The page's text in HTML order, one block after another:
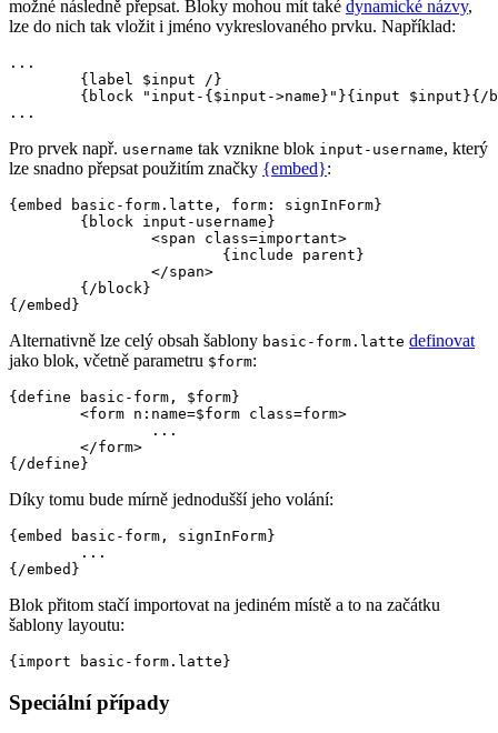
možné následně přepsat. Bloky mohou mít také dynamické názvy,
lze do nich tak vložit i jméno vykreslovaného prvku. Například:
...
Pro prvek např. username tak vznikne blok input-username, který
lze snadno přepsat použitím značky {embed}:
{embed basic-form.latte, form: signInForm}
Alternativně lze celý obsah šablony basic-form.latte definovat
jako blok, včetně parametru $form:
{define basic-form, $form}
Díky tomu bude mírně jednodušší jeho volání:
{embed basic-form, signInForm}
Blok přitom stačí importovat na jediném místě a to na začátku
šablony layoutu:
Speciální případy